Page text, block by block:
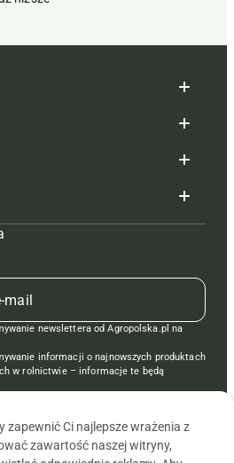
newslettera od Agropolska.pl na
informacji o najnowszych produktach
w rolnictwie – informacje te będą
zapewnić Ci najlepsze wrażenia z
zawartość naszej witryny,